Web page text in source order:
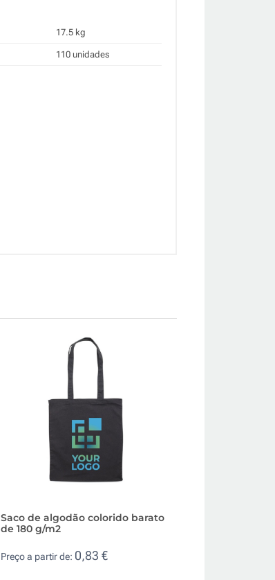
17.5 kg
110 unidades
Saco de algodão colorido barato
de 180 g/m2
Preço a partir de: 0,83 €